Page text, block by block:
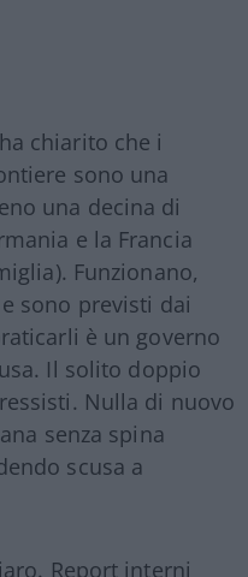
ha chiarito che i
sono una
una decina di
e la Francia
Funzionano,
sono previsti dai
è un governo
Il solito doppio
Nulla di nuovo
senza spina
scusa a
Report interni